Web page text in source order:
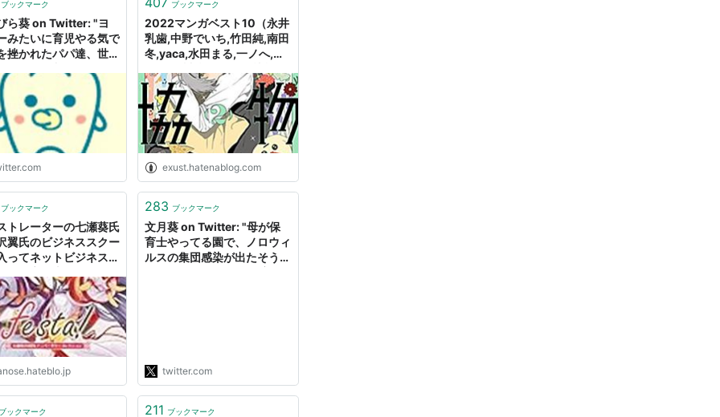
ブックマーク
ら葵 on Twitter: "ヨ
みたいに育児やる気で
挫かれたパパ達、世の
さんしか入れない」話
れなく過去の性犯罪事
んでいることをこの際
知ってほしい。父親の
使ってやっている連中
性犯罪を笑い話にする
めてほしい。"
ブックマーク
2022マンガベスト10（永井
乳歯,中野でいち,竹田純,南田
冬,yaca,水田まる,一ノへ,く
ャルトリューズ山田,ねぎし
そ,ななめの,ジュンスズキ,小
野未練,佐藤タキタロウ,人間
が大好き,okadada,ふぢのや
まい,井戸畑机,投擲装置,華沢
寛治,@maritissue,しゃり
あ,ほしがた,41号_西瓜士,げ
そにんちゃん,藤井夏子,関野
葵,八月のペンギン） -
exust’s blog
exust.hatenablog.com
ブックマーク
トレーターの七瀬葵氏
翼氏のビジネススクー
ってネットビジネスの
はてブロ
283 ブックマーク
文月葵 on Twitter: "母が保
育士やってる園で、ノロウィ
ルスの集団感染が出たそうで
んでし…
https://t.co/KiodbyET3U"
twitter.com
ックマーク 211 ブックマーク